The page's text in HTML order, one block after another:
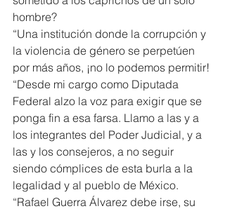
hombre?
“Una institución donde la corrupción y
la violencia de género se perpetúen
por más años, ¡no lo podemos permitir!
“Desde mi cargo como Diputada
Federal alzo la voz para exigir que se
ponga fin a esa farsa. Llamo a las y a
los integrantes del Poder Judicial, y a
las y los consejeros, a no seguir
siendo cómplices de esta burla a la
legalidad y al pueblo de México.
“Rafael Guerra Álvarez debe irse, su